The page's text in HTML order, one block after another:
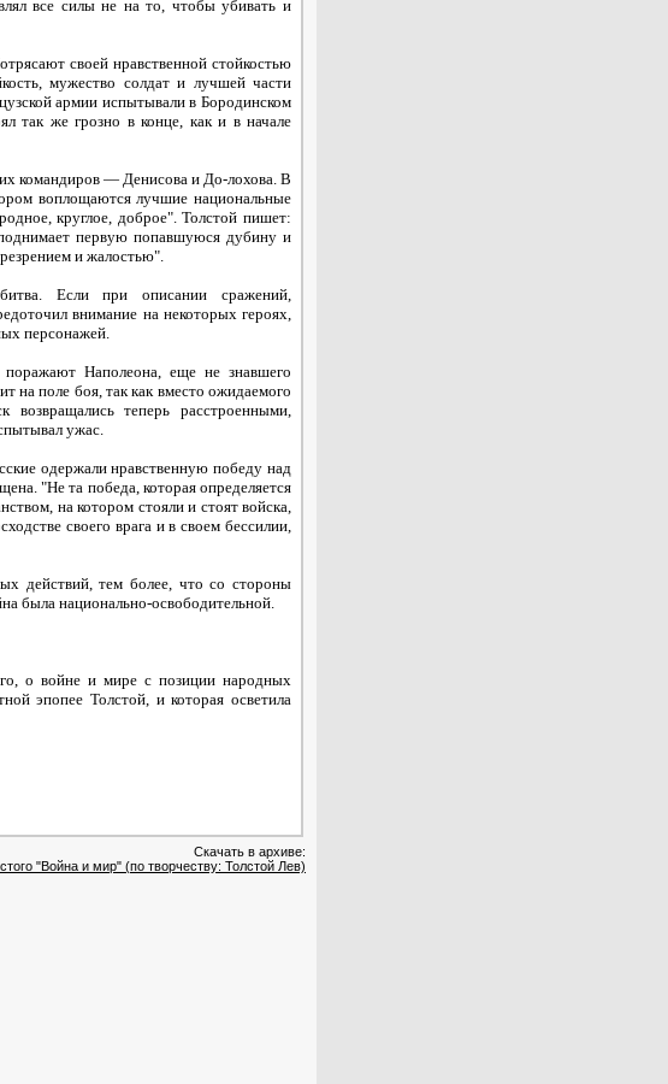
все силы не на то, чтобы убивать и
своей нравственной стойкостью
мужество солдат и лучшей части
армии испытывали в Бородинском
так же грозно в конце, как и в начале
командиров — Денисова и До-лохова. В
воплощаются лучшие национальные
круглое, доброе". Толстой пишет:
первую попавшуюся дубину и
и жалостью".
Если при описании сражений,
внимание на некоторых героях,
персонажей.
Наполеона, еще не знавшего
на поле боя, так как вместо ожидаемого
возвращались теперь расстроенными,
ужас.
одержали нравственную победу над
"Не та победа, которая определяется
на котором стояли и стоят войска,
своего врага и в своем бессилии,
действий, тем более, что со стороны
была национально-освободительной.
о войне и мире с позиции народных
эпопее Толстой, и которая осветила
Скачать в архиве:
"Война и мир" (по творчеству: Толстой Лев)